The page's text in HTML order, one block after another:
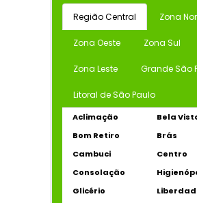
Região Central Zona
Zona Oeste Zona Sul
Zona Leste Grande São
Litoral de São Paulo
Aclimação
Bela
Bom Retiro
Brás
Cambuci
Centro
Consolação
Glicério